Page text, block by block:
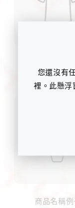
NT$ 19.99
商品名稱例
您還沒有
裡。此懸浮